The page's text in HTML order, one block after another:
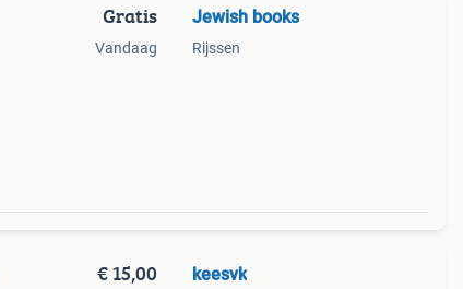
Gratis
Vandaag
Jewish books
Rijssen
€ 15,00 keesvk